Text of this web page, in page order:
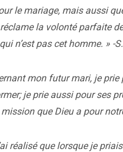
le mariage, mais aussi
la volonté parfaite
n’est pas cet homme. » -S.
mon futur mari, je
je prie aussi pour ses
que Dieu a pour
réalisé que lorsque je